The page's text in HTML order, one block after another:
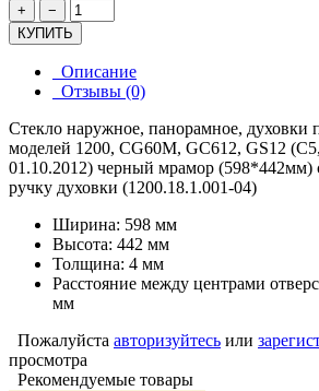
+
−
КУПИТЬ
Описание
Отзывы (0)
Стекло наружное, панорамное, духовки
моделей 1200, CG60M, GC612, GS12
01.10.2012) черный мрамор (598*442мм)
ручку духовки (1200.18.1.001-04)
Ширина: 598 мм
Высота: 442 мм
Толщина: 4 мм
Расстояние между центрами
мм
Пожалуйста авторизуйтесь или
просмотра
Рекомендуемые товары